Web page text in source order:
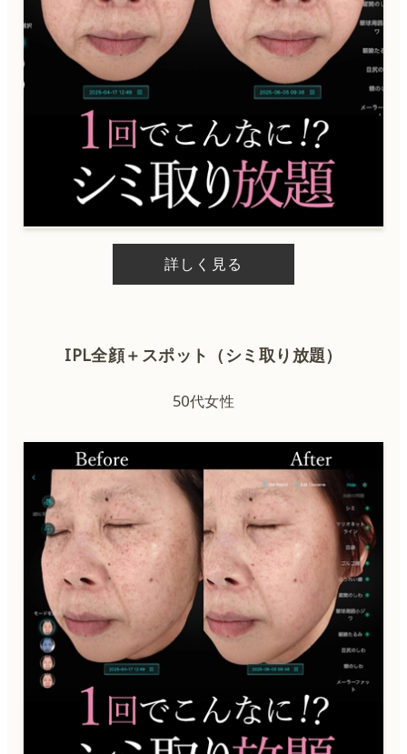
詳しく見る
IPL全顔＋スポット（シミ取り放題）
50代女性